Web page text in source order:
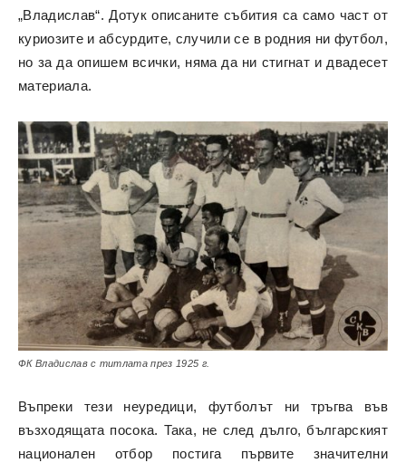
„Владислав“. Дотук описаните събития са само част от
куриозите и абсурдите, случили се в родния ни футбол,
но за да опишем всички, няма да ни стигнат и двадесет
материала.
ФК Владислав с титлата през 1925 г.
Въпреки тези неуредици, футболът ни тръгва във
възходящата посока. Така, не след дълго, българският
национален отбор постига първите значителни